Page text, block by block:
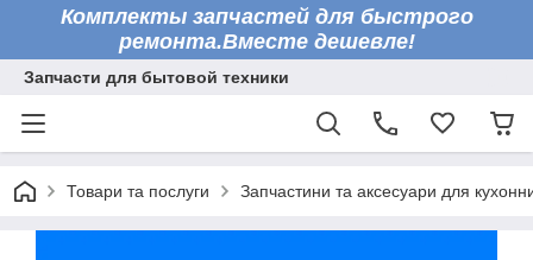
Комплекты запчастей для быстрого
ремонта.Вместе дешевле!
Запчасти для бытовой техники
Товари та послуги Запчастини та аксесуари для